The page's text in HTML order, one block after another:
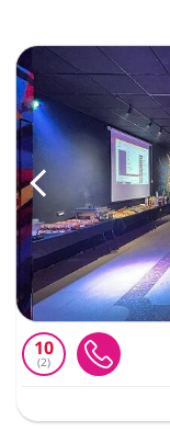
10
2